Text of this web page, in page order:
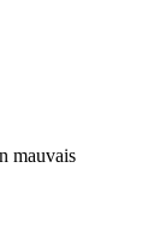
mauvais